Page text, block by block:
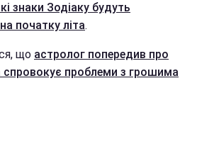
знаки Зодіаку будуть
початку літа.
що астролог попередив про
спровокує проблеми з грошима